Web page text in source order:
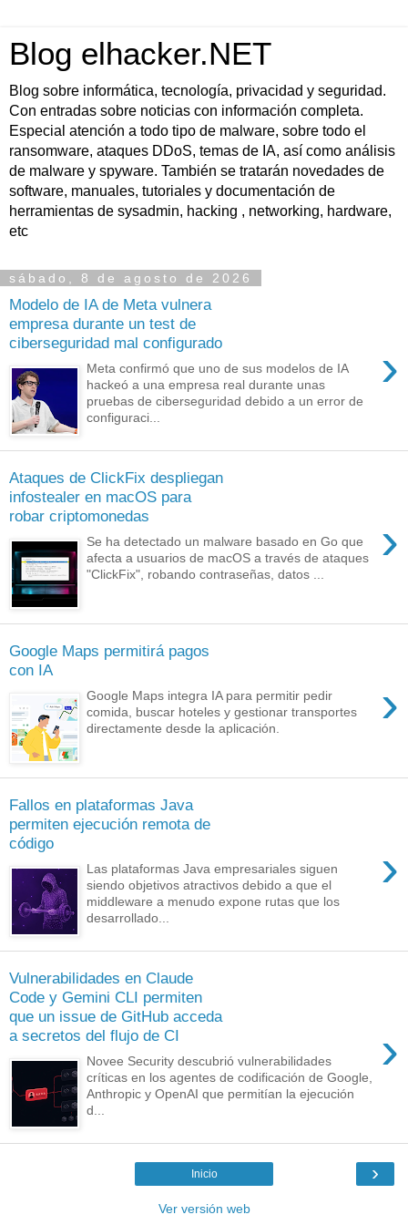
Blog elhacker.NET
Blog sobre informática, tecnología, privacidad y seguridad.
Con entradas sobre noticias con información completa.
Especial atención a todo tipo de malware, sobre todo el
ransomware, ataques DDoS, temas de IA, así como análisis
de malware y spyware. También se tratarán novedades de
software, manuales, tutoriales y documentación de
herramientas de sysadmin, hacking , networking, hardware,
etc
sábado, 8 de agosto de 2026
Modelo de IA de Meta vulnera
empresa durante un test de
ciberseguridad mal configurado
›
Meta confirmó que uno de sus modelos de IA
hackeó a una empresa real durante unas
pruebas de ciberseguridad debido a un error de
configuraci...
Ataques de ClickFix despliegan
infostealer en macOS para
robar criptomonedas
›
Se ha detectado un malware basado en Go que
afecta a usuarios de macOS a través de ataques
"ClickFix", robando contraseñas, datos ...
Google Maps permitirá pagos
con IA
›
Google Maps integra IA para permitir pedir
comida, buscar hoteles y gestionar transportes
directamente desde la aplicación.
Fallos en plataformas Java
permiten ejecución remota de
código
›
Las plataformas Java empresariales siguen
siendo objetivos atractivos debido a que el
middleware a menudo expone rutas que los
desarrollado...
Vulnerabilidades en Claude
Code y Gemini CLI permiten
que un issue de GitHub acceda
a secretos del flujo de CI
›
Novee Security descubrió vulnerabilidades
críticas en los agentes de codificación de Google,
Anthropic y OpenAI que permitían la ejecución
d...
›
Inicio
Ver versión web